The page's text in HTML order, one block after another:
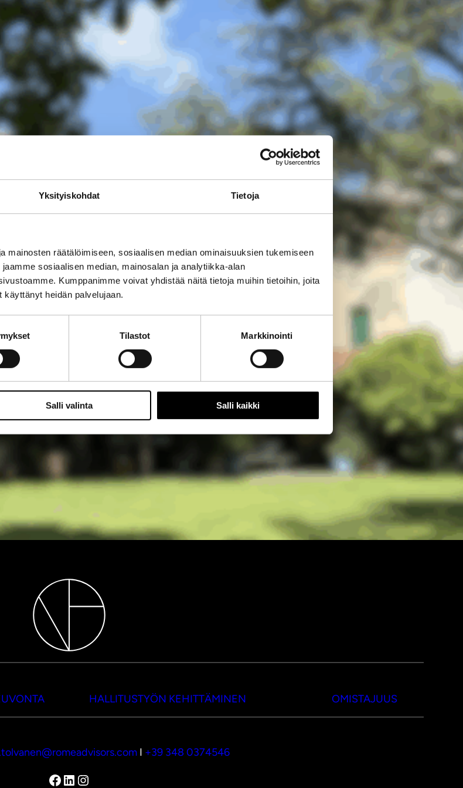
Yksityiskohdat Tietoja
mainosten räätälöimiseen, sosiaalisen median ominaisuuksien tukemiseen
sosiaalisen median, mainosalan ja analytiikka-alan
Kumppanimme voivat yhdistää näitä tietoja muihin tietoihin, joita
käyttänyt heidän palvelujaan.
Tilastot Markkinointi
Salli valinta Salli kaikki
HALLITUSTYÖN KEHITTÄMINEN OMISTAJUUS
I +39 348 0374546
Facebook
LinkedIn
Instagram